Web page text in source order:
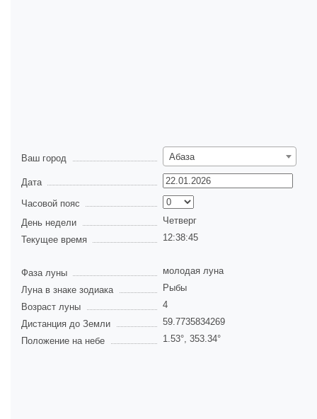
Ваш город Абаза
Дата
Часовой пояс
День недели
Четверг
Текущее время
12:38:46
Фаза луны
молодая луна
Луна в знаке зодиака
Рыбы
Возраст луны
4
Дистанция до Земли
59.7735834269
Положение на небе
1.53°, 353.34°